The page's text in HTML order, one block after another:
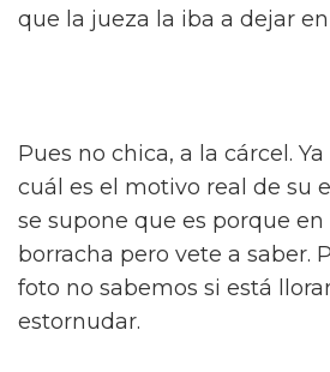
que la jueza la iba a dejar
Pues no chica, a la cárcel.
cuál es el motivo real de su
se supone que es porque
borracha pero vete a saber.
foto no sabemos si está
estornudar.